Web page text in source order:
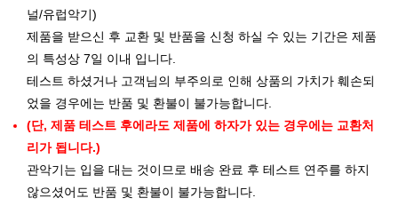
널/유럽악기)
제품을 받으신 후 교환 및 반품을 신청 하실 수 있는 기간은 제품
의 특성상 7일 이내 입니다.
테스트 하셨거나 고객님의 부주의로 인해 상품의 가치가 훼손되
었을 경우에는 반품 및 환불이 불가능합니다.
(단, 제품 테스트 후에라도 제품에 하자가 있는 경우에는 교환처
리가 됩니다.)
관악기는 입을 대는 것이므로 배송 완료 후 테스트 연주를 하지
않으셨어도 반품 및 환불이 불가능합니다.